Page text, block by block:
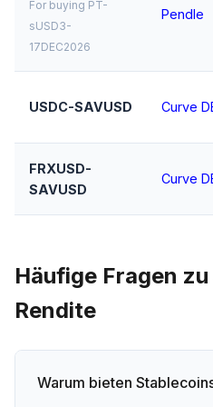
For buying PT-
sUSD3-
17DEC2026
Pendle
USDC-SAVUSD Curve
FRXUSD-
SAVUSD
Curve
Häufige Fragen
Rendite
Warum bieten